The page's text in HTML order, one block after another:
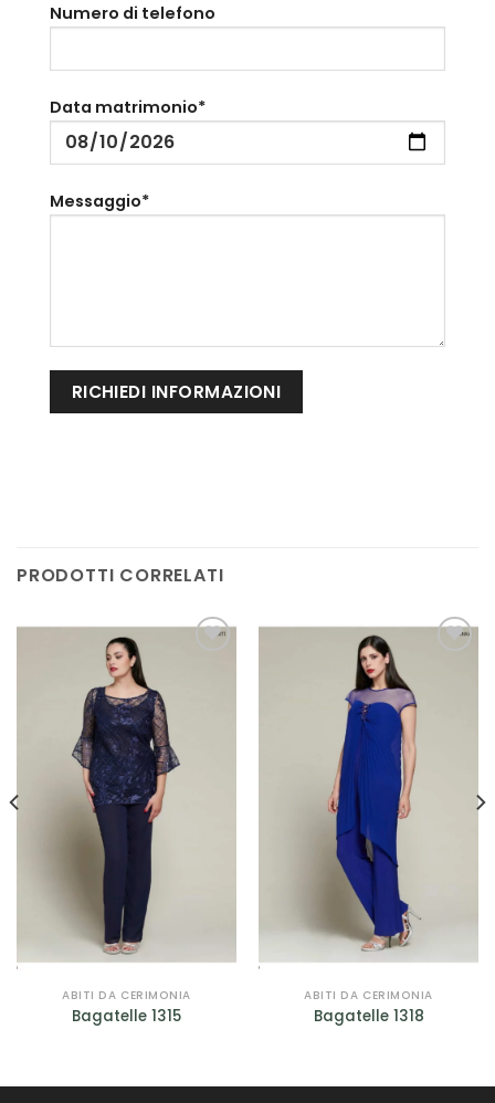
Numero di telefono
Data matrimonio*
Messaggio*
PRODOTTI CORRELATI
AGGIUNGI
ALLA TUA
LISTA DEI
DESIDERI
ABITI DA CERIMONIA
Bagatelle 1315
AGGIUNGI
ALLA TUA
LISTA DEI
DESIDERI
ABITI DA CERIMONIA
Bagatelle 1318